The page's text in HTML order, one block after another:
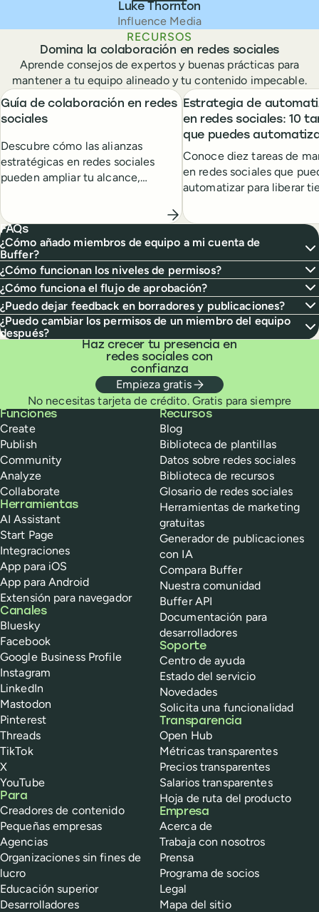
Luke Thornton
Influence Media
RECURSOS
Domina la colaboración en redes sociales
Aprende consejos de expertos y buenas prácticas para
mantener a tu equipo alineado y tu contenido impecable.
Guía de colaboración en redes
sociales
Descubre cómo las alianzas
estratégicas en redes sociales
pueden ampliar tu alcance,
crecimiento.
Estrategia de
en redes sociales: 10
que puedes
Conoce diez tareas de
en redes sociales que
automatizar para liberar
FAQs
¿Cómo añado miembros de equipo a mi cuenta de
Buffer?
¿Cómo funcionan los niveles de permisos?
¿Cómo funciona el flujo de aprobación?
¿Puedo dejar feedback en borradores y publicaciones?
¿Puedo cambiar los permisos de un miembro del equipo
después?
Haz crecer tu presencia en
redes sociales con
confianza
Empieza gratis
No necesitas tarjeta de crédito. Gratis para siempre
Buffer
Funciones
Create
Publish
Community
Analyze
Collaborate
Herramientas
AI Assistant
Start Page
Integraciones
App para iOS
App para Android
Extensión para navegador
Canales
Bluesky
Facebook
Google Business Profile
Instagram
LinkedIn
Mastodon
Pinterest
Threads
TikTok
X
YouTube
Para
Creadores de contenido
Pequeñas empresas
Agencias
Organizaciones sin fines de
lucro
Educación superior
Desarrolladores
Recursos
Blog
Biblioteca de plantillas
Datos sobre redes sociales
Biblioteca de recursos
Glosario de redes sociales
Herramientas de marketing
gratuitas
Generador de publicaciones
con IA
Compara Buffer
Nuestra comunidad
Buffer API
Documentación para
desarrolladores
Soporte
Centro de ayuda
Estado del servicio
Novedades
Solicita una funcionalidad
Transparencia
Open Hub
Métricas transparentes
Precios transparentes
Salarios transparentes
Hoja de ruta del producto
Empresa
Acerca de
Trabaja con nosotros
Prensa
Programa de socios
Legal
Mapa del sitio